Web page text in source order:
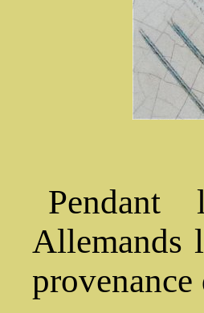
Pendant
Allemands